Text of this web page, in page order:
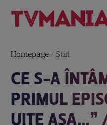
Homepage / Știri
CE S-A
PRIMUL
UITE AȘA…”